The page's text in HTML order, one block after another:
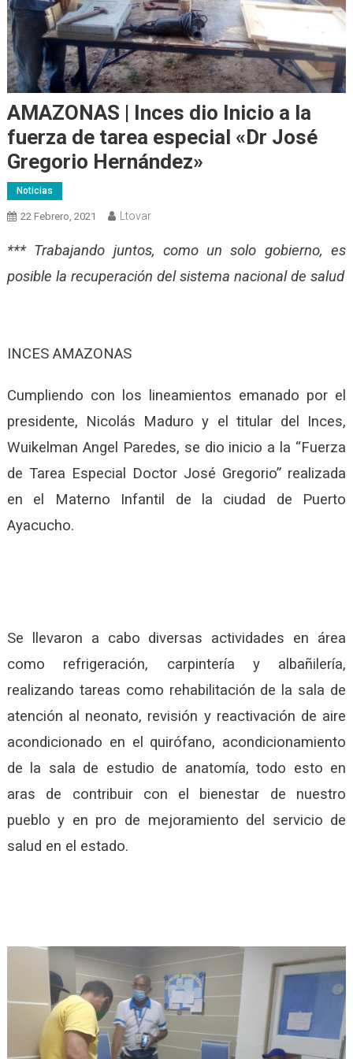
AMAZONAS | Inces dio Inicio a la
fuerza de tarea especial «Dr José
Gregorio Hernández»
Noticias
22 Febrero, 2021 Ltovar
*** Trabajando juntos, como un solo gobierno, es
posible la recuperación del sistema nacional de salud
INCES AMAZONAS
Cumpliendo con los lineamientos emanado por el
presidente, Nicolás Maduro y el titular del Inces,
Wuikelman Angel Paredes, se dio inicio a la “Fuerza
de Tarea Especial Doctor José Gregorio” realizada
en el Materno Infantil de la ciudad de Puerto
Ayacucho.
Se llevaron a cabo diversas actividades en área
como refrigeración, carpintería y albañilería,
realizando tareas como rehabilitación de la sala de
atención al neonato, revisión y reactivación de aire
acondicionado en el quirófano, acondicionamiento
de la sala de estudio de anatomía, todo esto en
aras de contribuir con el bienestar de nuestro
pueblo y en pro de mejoramiento del servicio de
salud en el estado.